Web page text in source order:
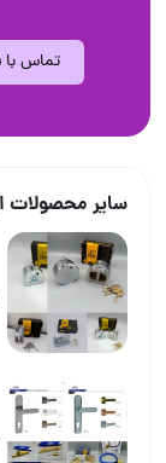
تماس با
سایر محصولات